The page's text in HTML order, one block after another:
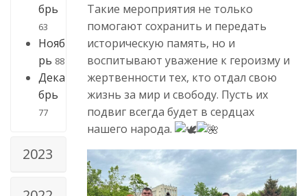
брь
63
Нояб
рь 88
Дека
брь
77
2023
Такие мероприятия не только
помогают сохранить и передать
историческую память, но и
воспитывают уважение к героизму и
жертвенности тех, кто отдал свою
жизнь за мир и свободу. Пусть их
подвиг всегда будет в сердцах
нашего народа.